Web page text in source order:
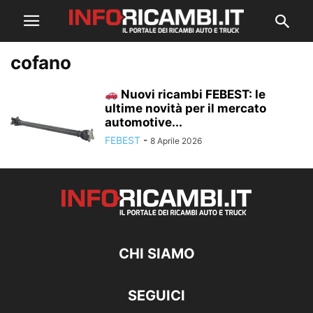
cofano
Nuovi ricambi FEBEST: le
ultime novità per il mercato
automotive...
FEBEST - 8 Aprile 2026
CHI SIAMO
SEGUICI